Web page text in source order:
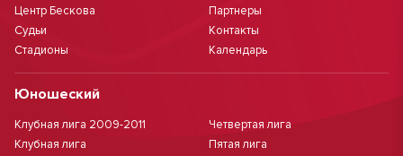
Центр Бескова
Судьи
Стадионы
Партнеры
Контакты
Календарь
Юношеский
Клубная лига 2009-2011
Клубная лига
Четвертая лига
Пятая лига